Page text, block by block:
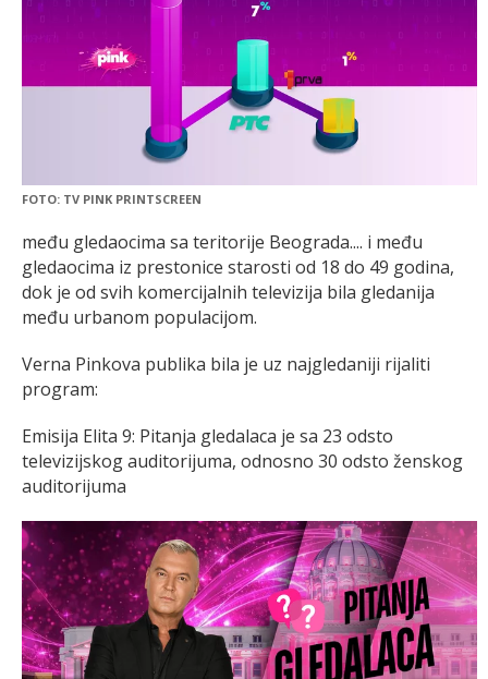
FOTO: TV PINK PRINTSCREEN
među gledaocima sa teritorije Beograda.... i među
gledaocima iz prestonice starosti od 18 do 49 godina,
dok je od svih komercijalnih televizija bila gledanija
među urbanom populacijom.
Verna Pinkova publika bila je uz najgledaniji rijaliti
program:
Emisija Elita 9: Pitanja gledalaca je sa 23 odsto
televizijskog auditorijuma, odnosno 30 odsto ženskog
auditorijuma